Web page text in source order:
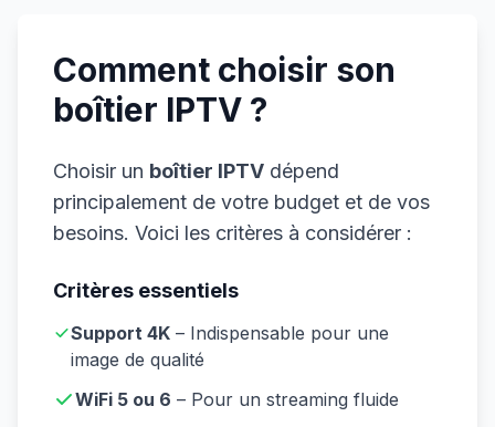
Comment choisir son
boîtier IPTV ?
Choisir un boîtier IPTV dépend
principalement de votre budget et de vos
besoins. Voici les critères à considérer :
Critères essentiels
Support 4K – Indispensable pour une
image de qualité
WiFi 5 ou 6 – Pour un streaming fluide